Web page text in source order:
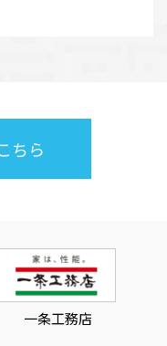
ちら
一条工務店